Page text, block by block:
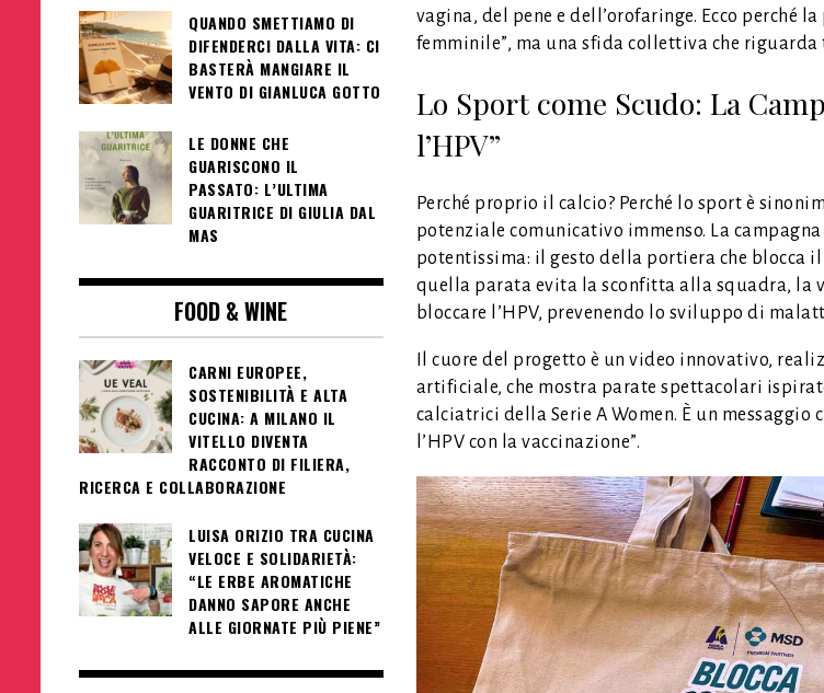
vagina, del pene e dell’orofaringe. Ecco perché
femminile”, ma una sfida collettiva che
Lo Sport come Scudo: La
l’HPV”
Perché proprio il calcio? Perché lo sport è
potenziale comunicativo immenso. La
potentissima: il gesto della portiera che blocca
quella parata evita la sconfitta alla squadra, la
bloccare l’HPV, prevenendo lo sviluppo di
Il cuore del progetto è un video innovativo,
artificiale, che mostra parate spettacolari
calciatrici della Serie A Women. È un messaggio
l’HPV con la vaccinazione”.
QUANDO SMETTIAMO DI
DIFENDERCI DALLA VITA: CI
BASTERÀ MANGIARE IL
VENTO DI GIANLUCA GOTTO
LE DONNE CHE
GUARISCONO IL
PASSATO: L’ULTIMA
GUARITRICE DI GIULIA DAL
MAS
FOOD & WINE
CARNI EUROPEE,
SOSTENIBILITÀ E ALTA
CUCINA: A MILANO IL
VITELLO DIVENTA
RACCONTO DI FILIERA,
RICERCA E COLLABORAZIONE
LUISA ORIZIO TRA CUCINA
VELOCE E SOLIDARIETÀ:
“LE ERBE AROMATICHE
DANNO SAPORE ANCHE
ALLE GIORNATE PIÙ PIENE”